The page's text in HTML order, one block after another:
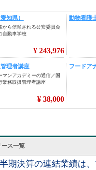
ース一覧
期決算の連結業績は